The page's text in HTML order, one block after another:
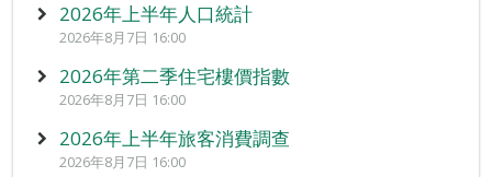
2026年上半年人口統計
2026年8月7日 16:00
2026年第二季住宅樓價指數
2026年8月7日 16:00
2026年上半年旅客消費調查
2026年8月7日 16:00